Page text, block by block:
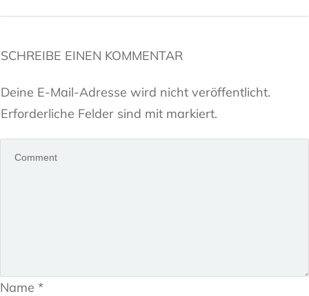
SCHREIBE EINEN KOMMENTAR
Deine E-Mail-Adresse wird nicht veröffentlicht.
Erforderliche Felder sind mit markiert.
Name *